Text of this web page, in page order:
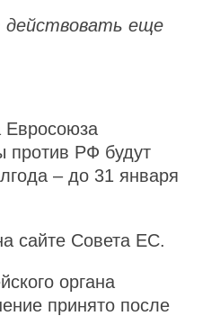
действовать еще
против РФ будут
– до 31 января
сайте Совета ЕС.
органа
принято после